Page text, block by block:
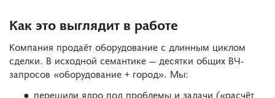
Как это выглядит в работе
Компания продаёт оборудование с длинным циклом
сделки. В исходной семантике — десятки общих ВЧ-
запросов «оборудование + город». Мы:
перешили ядро под проблемы и задачи («расчёт